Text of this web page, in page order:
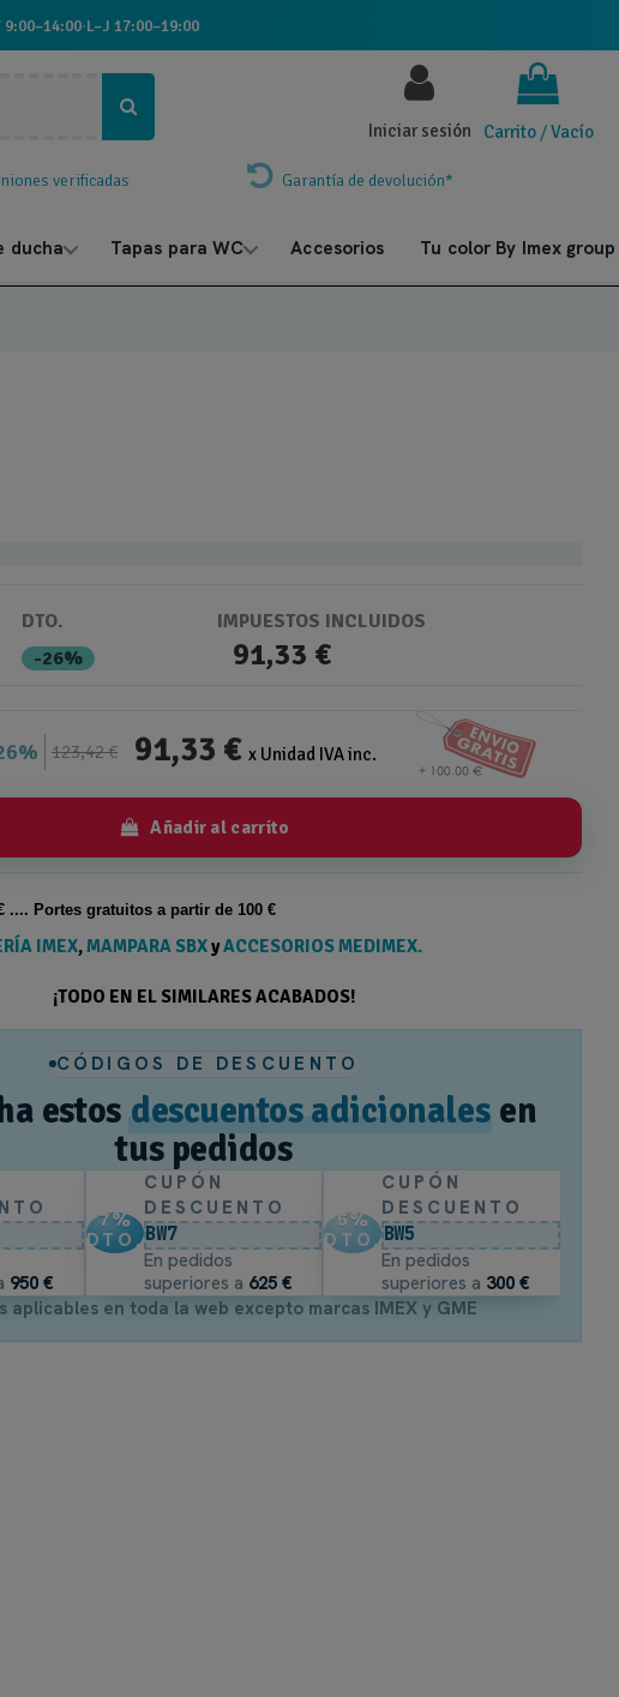
9:00–14:00·L–J 17:00–19:00
Carrito /Vacío
Iniciar sesión
verificadas Garantía de devolución*
ducha Tapas para WC Accesorios Tu color By Imex group
DTO.
-26%
IMPUESTOS INCLUIDOS
91,33 €
123,42 € 91,33 €x Unidad IVA inc.
Añadir al carrito
.... Portes gratuitos a partir de 100 €
IMEX,MAMPARA SBXyACCESORIOS MEDIMEX.
¡TODO EN EL SIMILARES ACABADOS!
CÓDIGOS DE DESCUENTO
estos descuentos adicionales en
tus pedidos
950 €
7%
DTO.
CUPÓN
DESCUENTO
BW7
En pedidos
superiores a 625 €
5%
DTO.
CUPÓN
DESCUENTO
BW5
En pedidos
superiores a 300 €
aplicables en toda la web excepto marcas IMEX y GME